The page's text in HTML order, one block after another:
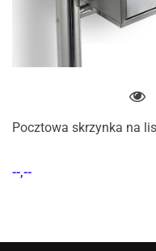
Pocztowa skrzynka na
--,--